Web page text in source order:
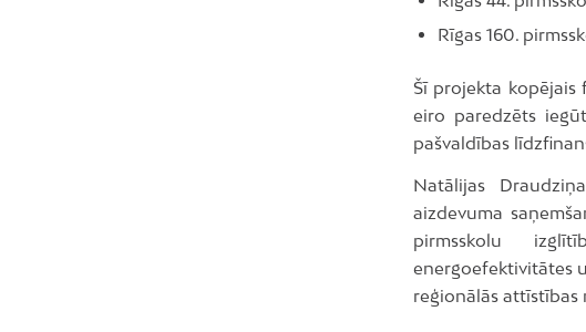
Rīgas 160.
Šī projekta
eiro paredzēts
pašvaldības
Natālijas
aizdevuma
pirmsskolu
energoefektivitātes
reģionālās attīstības